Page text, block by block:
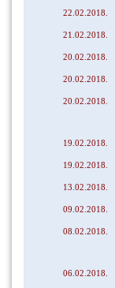
22.02.2018.
21.02.2018.
20.02.2018.
20.02.2018.
20.02.2018.
19.02.2018.
19.02.2018.
13.02.2018.
09.02.2018.
08.02.2018.
06.02.2018.